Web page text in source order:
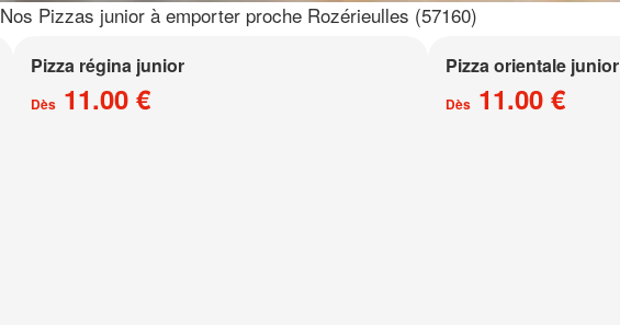
Nos Pizzas junior à emporter proche Rozérieulles (57160)
Pizza régina junior
Dès11.00 €
Pizza orientale junior
Dès 11.00 €